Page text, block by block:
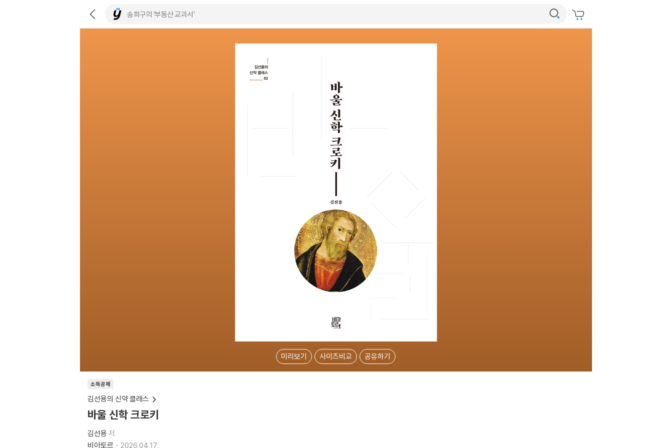
미리보기 사이즈비교 공유하기
소득공제
김선용의 신약 클래스
바울 신학 크로키
김선용 저
비아토르
2026.04.17.